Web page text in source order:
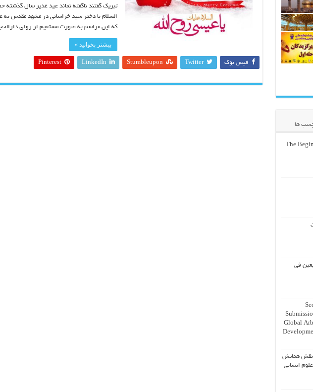
تبریک گفتند ناگفته نماند عید غدیر سال
السلام با دختر سید خراسانی در مشهد مقدس به
که این مراسم به صورت مستقیم از رواق
بیشتر بخوانید »
فیس بوک Twitter
Stumbleupon
LinkedIn
Pinterest
ها
The
في
Global
نقش همایش
انسانی